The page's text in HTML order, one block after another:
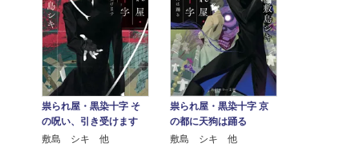
祟られ屋・黒染十字 そ
の呪い、引き受けます
敷島 シキ 他
祟られ屋・黒染十字 京
の都に天狗は踊る
敷島 シキ 他